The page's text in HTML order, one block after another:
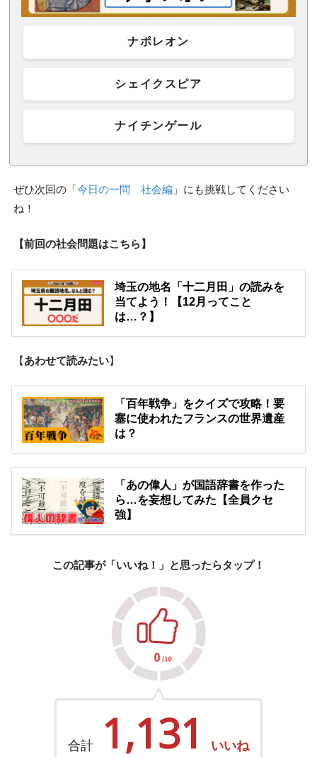
ナポレオン
シェイクスピア
ナイチンゲール
ぜひ次回の「今日の一問 社会編」にも挑戦してください
ね！
【前回の社会問題はこちら】
埼玉の地名「十二月田」の読みを
当てよう！【12月ってこと
は…？】
【あわせて読みたい】
「百年戦争」をクイズで攻略！要
塞に使われたフランスの世界遺産
は？
「あの偉人」が国語辞書を作った
ら…を妄想してみた【全員クセ
強】
この記事が「いいね！」と思ったらタップ！
合計 1,131 いいね